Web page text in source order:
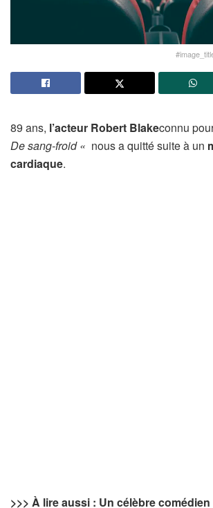
89 ans, l’acteur Robert Blakeconnu
De sang-froid « nous a quitté suite à un
cardiaque.
>>> À lire aussi : Un célèbre